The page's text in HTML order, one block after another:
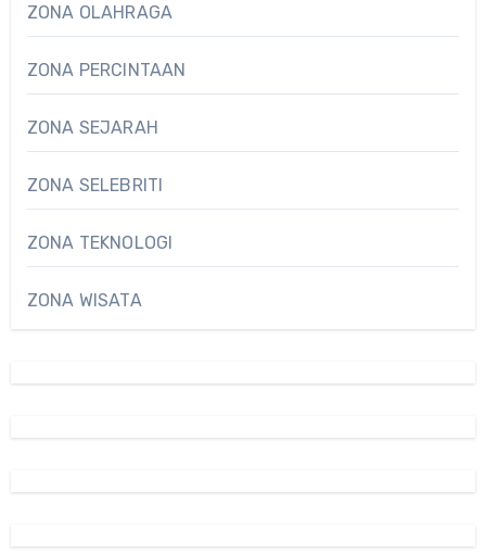
ZONA OLAHRAGA
ZONA PERCINTAAN
ZONA SEJARAH
ZONA SELEBRITI
ZONA TEKNOLOGI
ZONA WISATA